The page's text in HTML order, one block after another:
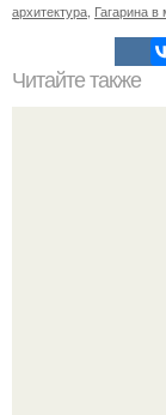
архитектура Гагарина в
Читайте также